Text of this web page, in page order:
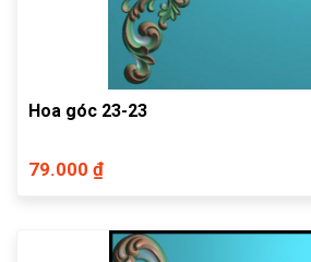
Hoa góc 23-23
79.000 ₫